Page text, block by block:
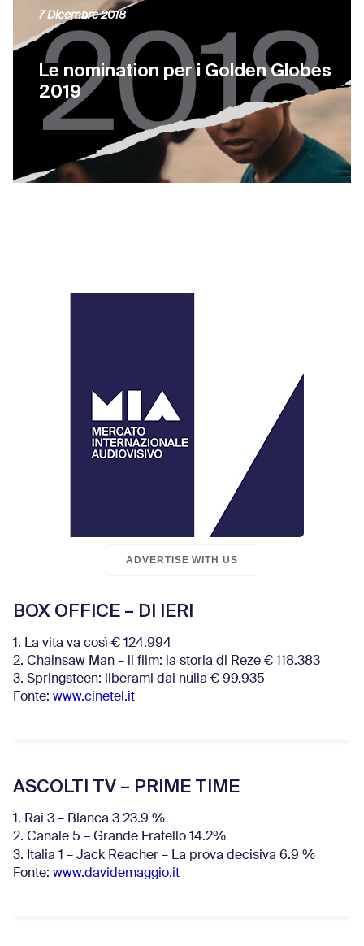
Le nomination per i Golden Globes
2019
7 Dicembre 2018
ADVERTISE WITH US
BOX OFFICE – DI IERI
1. La vita va così € 124.994
2. Chainsaw Man – il film: la storia di Reze € 118.383
3. Springsteen: liberami dal nulla € 99.935
Fonte: www.cinetel.it
ASCOLTI TV – PRIME TIME
1. Rai 3 – Blanca 3 23.9 %
2. Canale 5 – Grande Fratello 14.2%
3. Italia 1 – Jack Reacher – La prova decisiva 6.9 %
Fonte: www.davidemaggio.it